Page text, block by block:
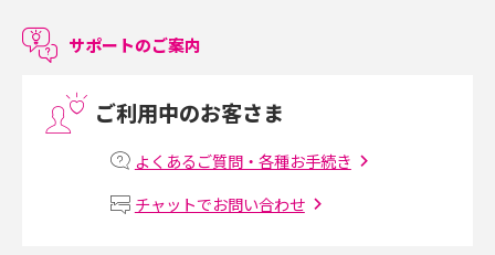
LINEで友だちを削除する方法は？方法ごとの影響や復活・復元する方法も
プリペイドSIMとは？種類やメリット・デメリット、利用までの流れを解説
サポートのご案内
ご利用中のお客さま
よくあるご質問・各種お手続き
チャットでお問い合わせ